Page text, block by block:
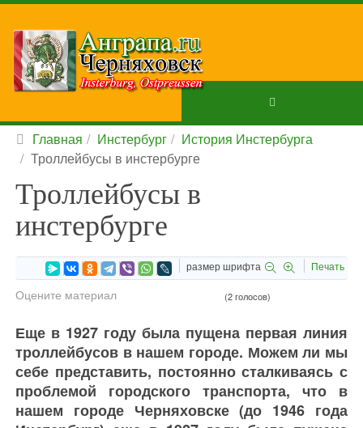
Главная Инстербург
История Инстербурга
Троллейбусы в инстербурге
Троллейбусы в
инстербурге
размер шрифта Печать
Оцените материал (2 голосов)
Еще в 1927 году была пущена первая линия
троллейбусов в нашем городе. Можем ли мы
себе представить, постоянно сталкиваясь с
проблемой городского транспорта, что в
нашем городе Черняховске (до 1946 года